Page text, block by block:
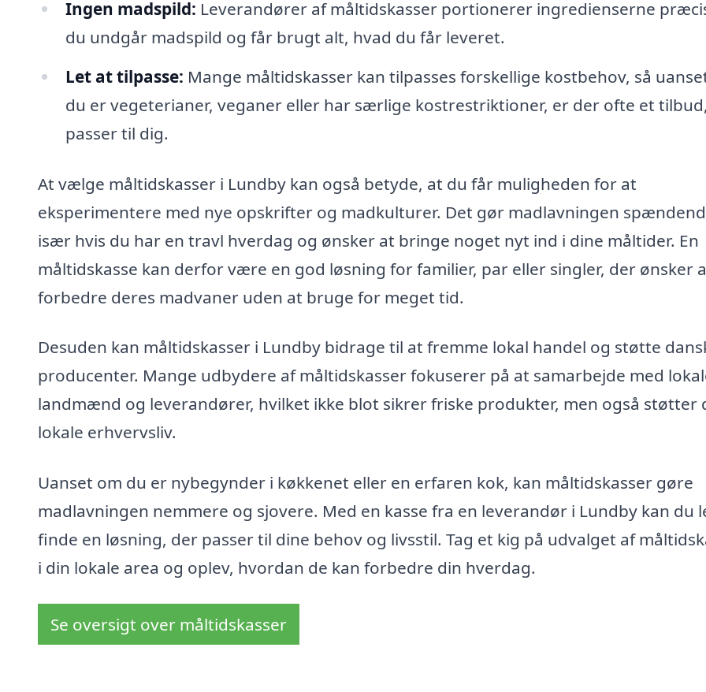
Ingen madspild: Leverandører af måltidskasser portionerer ingredienserne
du undgår madspild og får brugt alt, hvad du får leveret.
Let at tilpasse: Mange måltidskasser kan tilpasses forskellige kostbehov, så
du er vegeterianer, veganer eller har særlige kostrestriktioner, er der ofte et
passer til dig.
At vælge måltidskasser i Lundby kan også betyde, at du får muligheden for at
eksperimentere med nye opskrifter og madkulturer. Det gør madlavningen
især hvis du har en travl hverdag og ønsker at bringe noget nyt ind i dine måltider. En
måltidskasse kan derfor være en god løsning for familier, par eller singler, der ønsker
forbedre deres madvaner uden at bruge for meget tid.
Desuden kan måltidskasser i Lundby bidrage til at fremme lokal handel og støtte
producenter. Mange udbydere af måltidskasser fokuserer på at samarbejde med
landmænd og leverandører, hvilket ikke blot sikrer friske produkter, men også støtter
lokale erhvervsliv.
Uanset om du er nybegynder i køkkenet eller en erfaren kok, kan måltidskasser gøre
madlavningen nemmere og sjovere. Med en kasse fra en leverandør i Lundby kan du
finde en løsning, der passer til dine behov og livsstil. Tag et kig på udvalget af
i din lokale area og oplev, hvordan de kan forbedre din hverdag.
Se oversigt over måltidskasser